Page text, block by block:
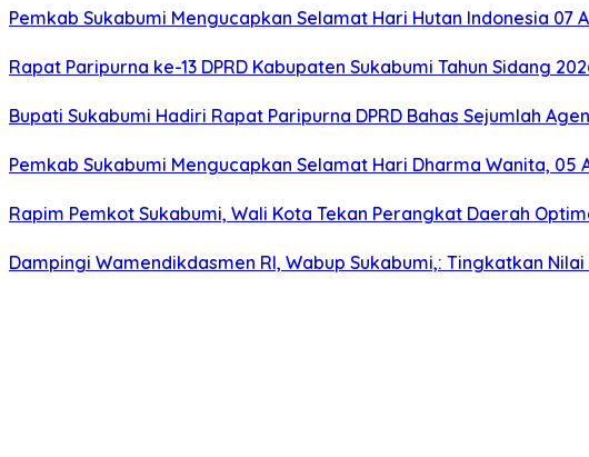
Pemkab Sukabumi Mengucapkan Selamat Hari Hutan Indonesia 07
Rapat Paripurna ke-13 DPRD Kabupaten Sukabumi Tahun Sidang
Bupati Sukabumi Hadiri Rapat Paripurna DPRD Bahas Sejumlah
Pemkab Sukabumi Mengucapkan Selamat Hari Dharma Wanita, 05
Rapim Pemkot Sukabumi, Wali Kota Tekan Perangkat Daerah
Dampingi Wamendikdasmen RI, Wabup Sukabumi,: Tingkatkan